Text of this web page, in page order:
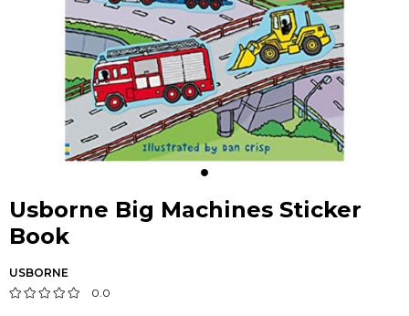
Usborne Big Machines Sticker
Book
USBORNE
0.0